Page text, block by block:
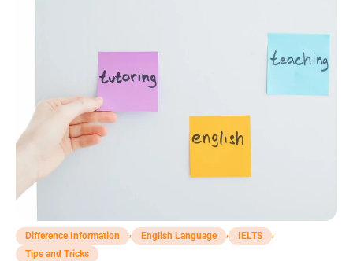
Difference Information , English Language , IELTS
,
Tips and Tricks